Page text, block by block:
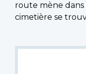
route mène
cimetière se